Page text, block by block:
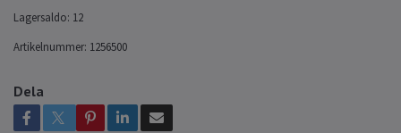
Lagersaldo: 12
Artikelnummer: 1256500
Dela